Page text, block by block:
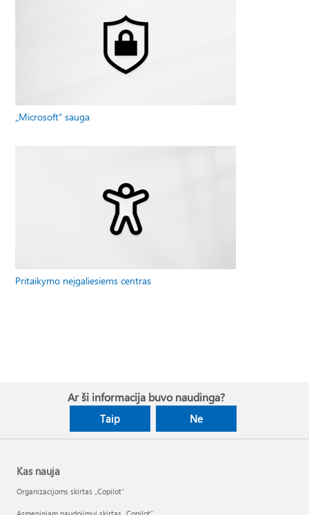
„Microsoft“ sauga
Pritaikymo neįgaliesiems centras
Ar ši informacija buvo naudinga?
Taip Ne
Kas nauja
Organizacijoms skirtas „Copilot“